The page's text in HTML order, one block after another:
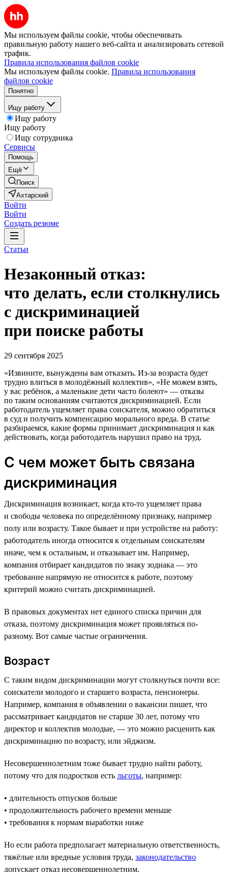
Мы используем файлы cookie, чтобы обеспечивать
правильную работу нашего веб-сайта и анализировать сетевой
трафик.
Правила использования файлов cookie
Мы используем файлы cookie. Правила использования
файлов cookie
Понятно
Ищу работу
Ищу работу
Ищу работу
Ищу сотрудника
Сервисы
Помощь
Ещё
Поиск
Ахтарский
Войти
Войти
Создать резюме
Статьи
Незаконный отказ:
что делать, если столкнулись
с дискриминацией
при поиске работы
29 сентября 2025
«Извините, вынуждены вам отказать. Из-за возраста будет
трудно влиться в молодёжный коллектив», «Не можем взять,
у вас ребёнок, а маленькие дети часто болеют» — отказы
по таким основаниям считаются дискриминацией. Если
работодатель ущемляет права соискателя, можно обратиться
в суд и получить компенсацию морального вреда. В статье
разбираемся, какие формы принимает дискриминация и как
действовать, когда работодатель нарушил право на труд.
С чем может быть связана
дискриминация
Дискриминация возникает, когда кто-то ущемляет права
и свободы человека по определённому признаку, например
полу или возрасту. Такое бывает и при устройстве на работу:
работодатель иногда относится к отдельным соискателям
иначе, чем к остальным, и отказывает им. Например,
компания отбирает кандидатов по знаку зодиака — это
требование напрямую не относится к работе, поэтому
критерий можно считать дискриминацией.
В правовых документах нет единого списка причин для
отказа, поэтому дискриминация может проявляться по-
разному. Вот самые частые ограничения.
Возраст
С таким видом дискриминации могут столкнуться почти все:
соискатели молодого и старшего возраста, пенсионеры.
Например, компания в объявлении о вакансии пишет, что
рассматривает кандидатов не старше 30 лет, потому что
директор и коллектив молодые, — это можно расценить как
дискриминацию по возрасту, или эйджизм.
Несовершеннолетним тоже бывает трудно найти работу,
потому что для подростков есть льготы, например:
• длительность отпусков больше
• продолжительность рабочего времени меньше
• требования к нормам выработки ниже
Но если работа предполагает материальную ответственность,
тяжёлые или вредные условия труда, законодательство
допускает отказ несовершеннолетним.